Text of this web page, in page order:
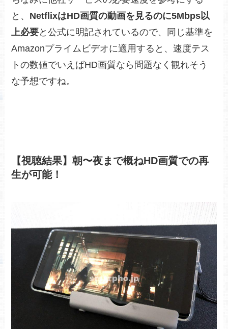
と、 NetflixはHD画質の動画を見るのに5Mbps以
上必要と公式に明記されているので、同じ基準を
Amazonプライムビデオに適用すると、速度テス
トの数値でいえばHD画質なら問題なく観れそう
な予想ですね。
【視聴結果】朝〜夜まで概ねHD画質での再
生が可能！